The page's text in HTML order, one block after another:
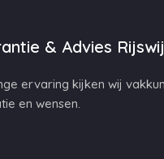
& Advies
ervaring kijken wij
en wensen.